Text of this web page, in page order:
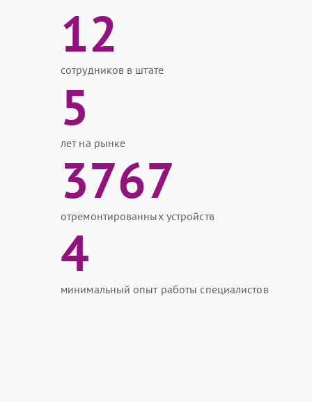
12
сотрудников в штате
5
лет на рынке
3767
отремонтированных устройств
4
минимальный опыт работы специалистов